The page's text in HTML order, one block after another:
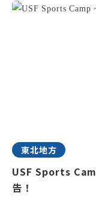
東北地方
USF Sports
告！